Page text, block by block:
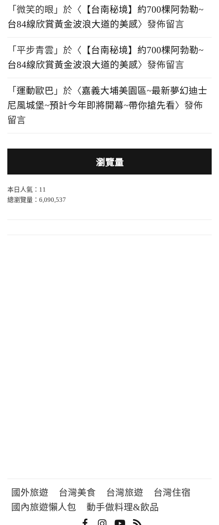
「 微笑的眼 」於〈 【台南秘境】約700棵阿勃勒~
台84線欣賞黃金波浪大道的美感〉發佈留言
「 平步青雲 」於〈 【台南秘境】約700棵阿勃勒~
台84線欣賞黃金波浪大道的美感〉發佈留言
「 運動歐巴 」於〈嘉義大埔美園區~最新夢幻迪士
尼風城堡~預計今年即將開幕~帶你搶先看〉發佈
留言
瀏覽量
本日人氣：11
總瀏覽量：6,090,537
國外旅遊 台灣美食 台灣旅遊
台灣住宿
國內旅遊懶人包
動手做料理&飲品